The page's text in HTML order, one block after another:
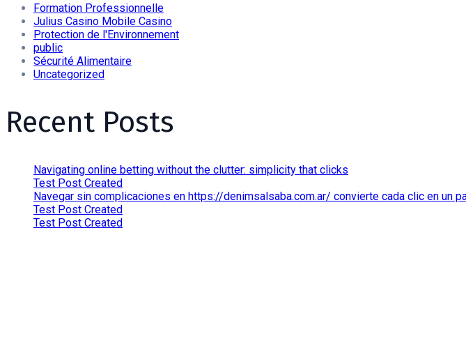
Formation Professionnelle
Julius Casino Mobile Casino
Protection de l'Environnement
public
Sécurité Alimentaire
Uncategorized
Recent Posts
Navigating online betting without the clutter: simplicity that clicks
Test Post Created
Navegar sin complicaciones en https://denimsalsaba.com.ar/ convierte cada clic en un
Test Post Created
Test Post Created